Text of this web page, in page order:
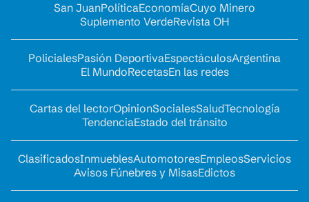
San JuanPolíticaEconomíaCuyo Minero
Suplemento VerdeRevista OH
PolicialesPasión DeportivaEspectáculosArgentina
El MundoRecetasEn las redes
Cartas del lectorOpinionSocialesSaludTecnología
TendenciaEstado del tránsito
ClasificadosInmueblesAutomotoresEmpleosServicios
Avisos Fúnebres y MisasEdictos